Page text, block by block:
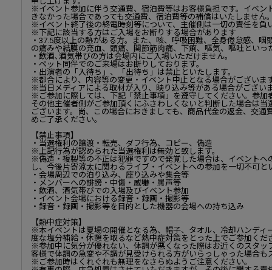
※イベント参加に伴う交通費、宿泊費等はお客様負担です。イベン
きなかった場合であっても交通費、宿泊費等の補償はいたしません
※イベント終了後の終電時刻等について、主催側は一切の責任を負
※下記に該当する方はご入場をお断りする場合があります
・37.5度以上の熱がある方。また、咳、呼吸困難、全身倦怠感、
の痛みや結膜の充血、頭痛、関節筋肉痛、下痢、嘔気、嘔吐といっ
・飲酒､酒気帯びの方は会場内にご入場いただけません。
・ペット同伴でのご来場はお断りしております。
・出演者の「入待ち」、「出待ち」は禁止といたします。
※都合により、内容等の変更・イベント中止となる場合がございま
※当日メディアによる取材が入り、映り込み等がある場合がござい
※ご参加に際しては、下記「禁止事項」を遵守してください。参加
その他主催者側がご参加頂くにふさわしくないと判断した場合は
ございます。尚、この場合におきましても、商品代金の返金、交通
めご了承ください。
【禁止事項】
・当選権利の譲渡・転売、ダフ行為、コピー、偽造
※上記行為が認められた当選権利は無効と致します。
※偽造・複製等の不正は犯罪ですので発覚した場合は、イベントへ
し、今後片寄涼太に関わるライブ・イベントへの参加を一切不可と
・会場周辺での泊り込み、座り込みや集会等
・メンバーへの誹謗・中傷・威嚇・罵声等
・飲酒、酒気帯びでの入場及びイベント参加
・イベント会場における録音・録画・撮影等
・録音・録画・撮影等を目的とした機器の会場への持ち込み
【熱中症対策】
※本イベントは夏場の開催となる為、帽子、タオル、冷却ハンディ
度な塩分補給・休憩を取るなど熱中症対策をとった上でご参加くだ
※参加中に気分が優れない、体調が悪くなった際はお近くのスタッ
客様で体調の急変や不調が見受けられる方がいらっしゃった場合も
※ご参加時はくれぐれも無理をなさらぬようご注意ください。